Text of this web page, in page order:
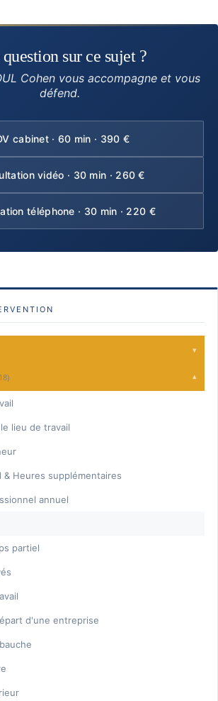
sur ce sujet ?
Cohen vous accompagne et vous
défend.
cabinet · 60 min · 390 €
vidéo · 30 min · 260 €
téléphone · 30 min · 220 €
▾
▾
lieu de travail
& Heures supplémentaires
annuel
partiel
d'une entreprise